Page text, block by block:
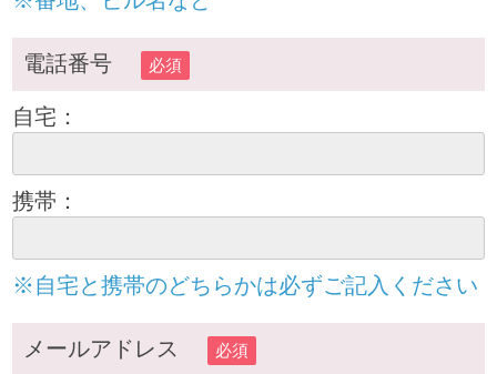
電話番号 必須
自宅：
携帯：
※自宅と携帯のどちらかは必ずご記入ください
メールアドレス 必須